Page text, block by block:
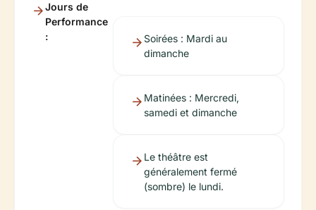
Jours de
Performance
:
Soirées : Mardi au
dimanche
Matinées : Mercredi,
samedi et dimanche
Le théâtre est
généralement fermé
(sombre) le lundi.